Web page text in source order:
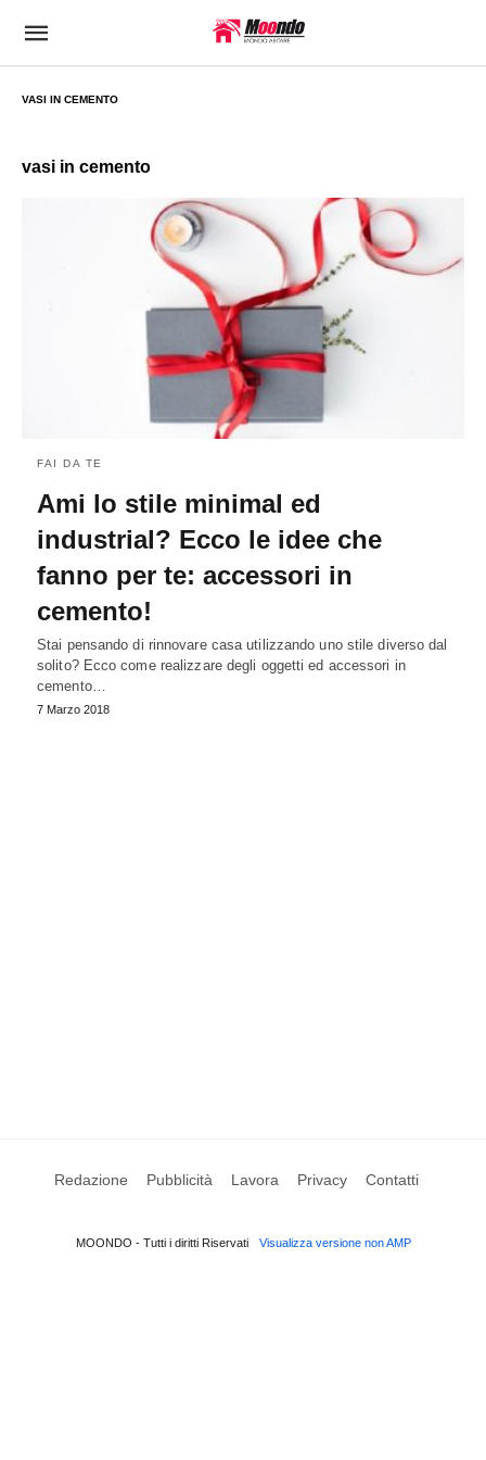
VASI IN CEMENTO
vasi in cemento
FAI DA TE
Ami lo stile minimal ed
industrial? Ecco le idee che
fanno per te: accessori in
cemento!
Stai pensando di rinnovare casa utilizzando uno stile diverso dal
solito? Ecco come realizzare degli oggetti ed accessori in
cemento…
7 Marzo 2018
Redazione Pubblicità Lavora Privacy Contatti
MOONDO - Tutti i diritti Riservati Visualizza versione non AMP